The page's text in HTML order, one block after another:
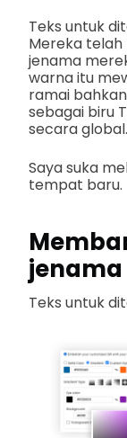
Teks untuk
Mereka
jenama
warna itu
ramai
sebagai biru
secara global.
Saya suka
tempat baru.
jenama
Teks untuk